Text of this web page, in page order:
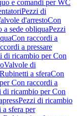
e comandi per WC
Pezzi di
d'arrestoCon
a sede obliquaPezzi
Con raccordi a
a pressare
di ricambio per Con
Valvole di
a sferaCon
Con raccordi a
di ricambio per Con
Pezzi di ricambio
sfera per